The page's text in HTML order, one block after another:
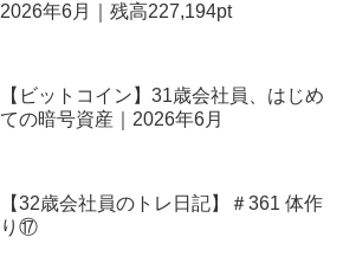
2026年6月｜残高227,194pt
【ビットコイン】31歳会社員、はじめ
ての暗号資産｜2026年6月
【32歳会社員のトレ日記】＃361 体作
り⑰